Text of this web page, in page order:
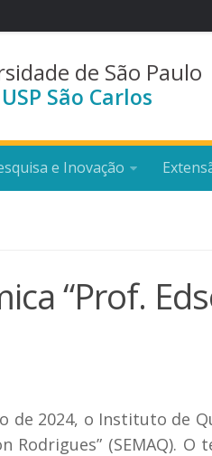
de São Paulo
São Carlos
e Inovação
“Prof.
2024, o Instituto de
Rodrigues” (SEMAQ). O